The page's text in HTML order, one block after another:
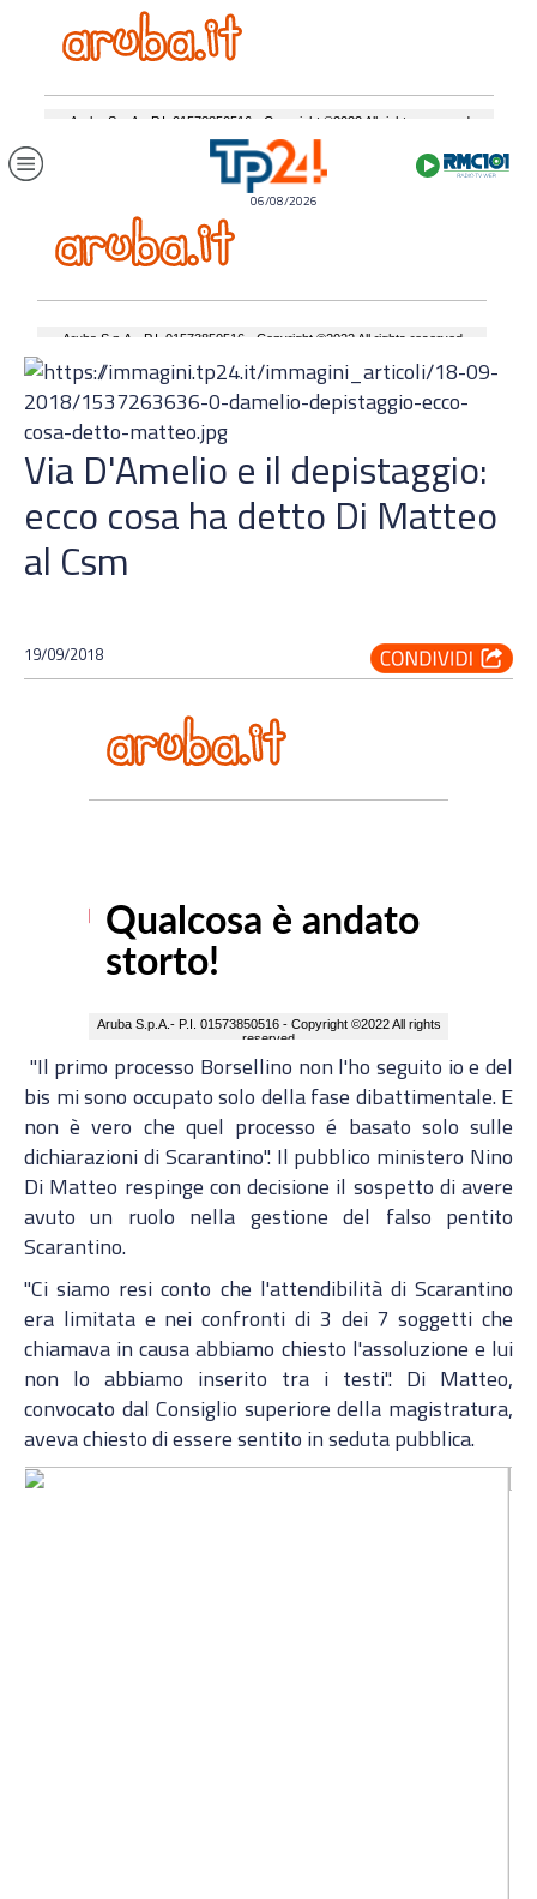
06/08/2026
Via D'Amelio e il depistaggio:
ecco cosa ha detto Di Matteo
al Csm
19/09/2018
"Il primo processo Borsellino non l'ho seguito io e del
bis mi sono occupato solo della fase dibattimentale. E
non è vero che quel processo é basato solo sulle
dichiarazioni di Scarantino". Il pubblico ministero Nino
Di Matteo respinge con decisione il sospetto di avere
avuto un ruolo nella gestione del falso pentito
Scarantino.
"Ci siamo resi conto che l'attendibilità di Scarantino
era limitata e nei confronti di 3 dei 7 soggetti che
chiamava in causa abbiamo chiesto l'assoluzione e lui
non lo abbiamo inserito tra i testi". Di Matteo,
convocato dal Consiglio superiore della magistratura,
aveva chiesto di essere sentito in seduta pubblica.